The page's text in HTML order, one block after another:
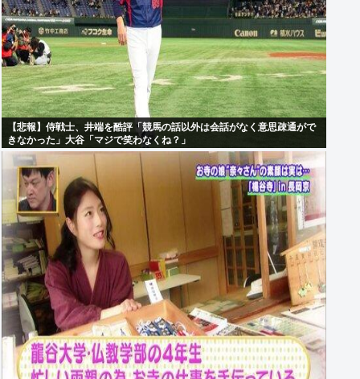
【悲報】侍戦士、井端を酷評「競馬の話以外は会話がなく意思疎通がで
きなかった」大谷「マジで笑わなくね？」